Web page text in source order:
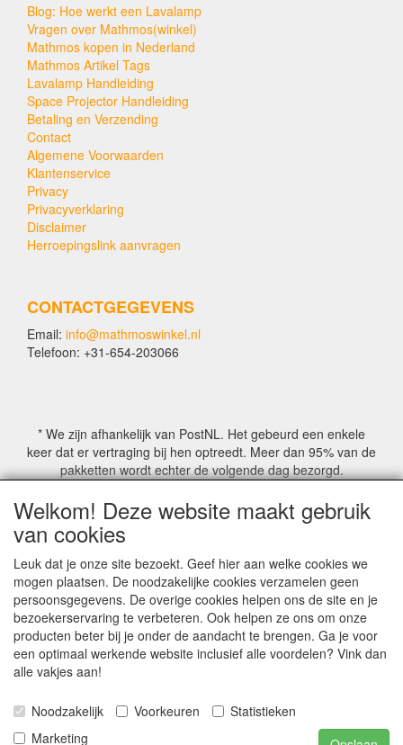
Blog: Hoe werkt een Lavalamp
Vragen over Mathmos(winkel)
Mathmos kopen in Nederland
Mathmos Artikel Tags
Lavalamp Handleiding
Space Projector Handleiding
Betaling en Verzending
Contact
Algemene Voorwaarden
Klantenservice
Privacy
Privacyverklaring
Disclaimer
Herroepingslink aanvragen
CONTACTGEGEVENS
Email: info@mathmoswinkel.nl
Telefoon: +31-654-203066
* We zijn afhankelijk van PostNL. Het gebeurd een enkele
keer dat er vertraging bij hen optreedt. Meer dan 95% van de
pakketten wordt echter de volgende dag bezorgd.
© COPYRIGHT by Mathmoswinkel.nl
Site Name, Ownership and Design Copyright by
Mathmoswinkel.nl
Copyrighted property may not be distributed, or displayed on
another website, or otherwise copied or reproduced without
our explicit written permission.
For more information on this site please contact:
webmaster@mathmoswinkel.nl
©2005-2026 [Mathmoswinkel]
Al onze prijzen zijn inclusief 21% BTW
Welkom! Deze website maakt gebruik
van cookies
Leuk dat je onze site bezoekt. Geef hier aan welke cookies we
mogen plaatsen. De noodzakelijke cookies verzamelen geen
persoonsgegevens. De overige cookies helpen ons de site en je
bezoekerservaring te verbeteren. Ook helpen ze ons om onze
producten beter bij je onder de aandacht te brengen. Ga je voor
een optimaal werkende website inclusief alle voordelen? Vink dan
alle vakjes aan!
Noodzakelijk Voorkeuren
Statistieken
Marketing